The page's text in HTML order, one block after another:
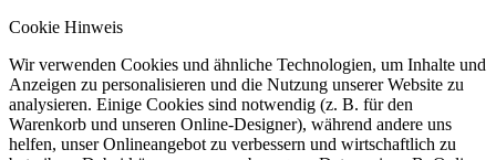
Cookie Hinweis
Wir verwenden Cookies und ähnliche Technologien, um Inhalte und
Anzeigen zu personalisieren und die Nutzung unserer Website zu
analysieren. Einige Cookies sind notwendig (z. B. für den
Warenkorb und unseren Online-Designer), während andere uns
helfen, unser Onlineangebot zu verbessern und wirtschaftlich zu